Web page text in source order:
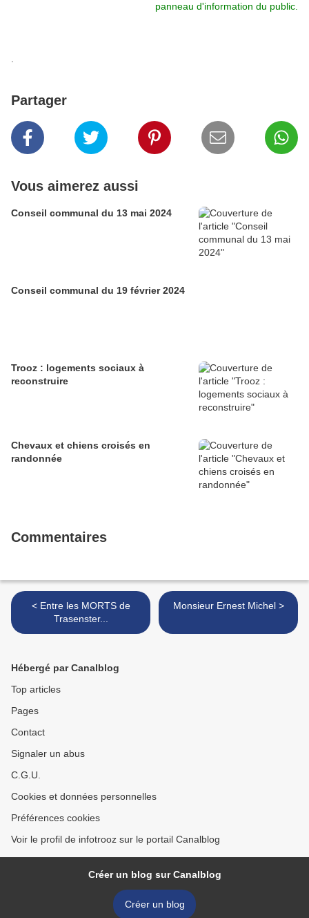
panneau d'information du public.
Partager
Vous aimerez aussi
Conseil communal du 13 mai 2024
Conseil communal du 19 février 2024
Trooz : logements sociaux à
reconstruire
Chevaux et chiens croisés en
randonnée
Commentaires
< Entre les MORTS de
Trasenster...
Monsieur Ernest Michel >
Hébergé par Canalblog
Top articles
Pages
Contact
Signaler un abus
C.G.U.
Cookies et données personnelles
Préférences cookies
Voir le profil de infotrooz sur le portail Canalblog
Créer un blog sur Canalblog
Créer un blog